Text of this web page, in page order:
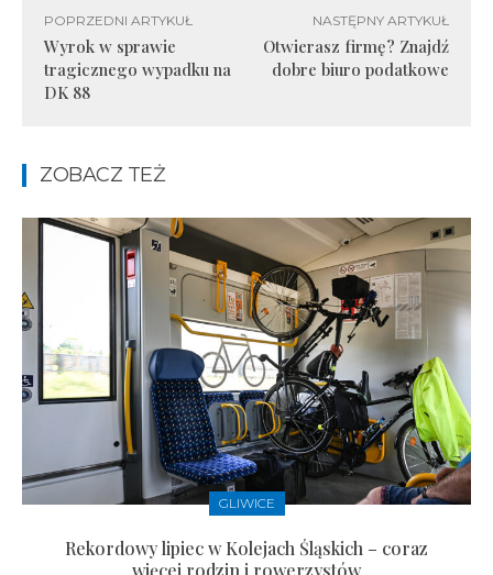
POPRZEDNI ARTYKUŁ
Wyrok w sprawie
tragicznego wypadku na
DK 88
NASTĘPNY ARTYKUŁ
Otwierasz firmę? Znajdź
dobre biuro podatkowe
ZOBACZ TEŻ
GLIWICE
Rekordowy lipiec w Kolejach Śląskich – coraz
więcej rodzin i rowerzystów